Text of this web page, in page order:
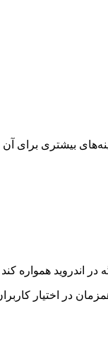
ظاهر آن گزینه‌های بیشتری
اندروید همواره
همزمان در اختیار